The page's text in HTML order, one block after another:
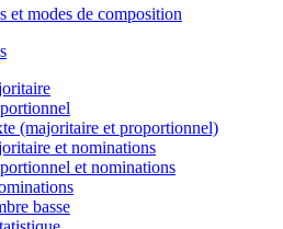
et modes de composition
(majoritaire et proportionnel)
et nominations
et nominations
basse